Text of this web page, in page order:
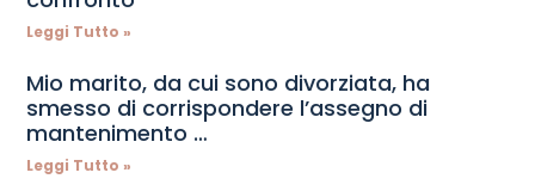
Leggi Tutto »
Mio marito, da cui sono divorziata, ha
smesso di corrispondere l’assegno di
mantenimento …
Leggi Tutto »